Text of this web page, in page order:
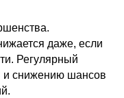
даже, если
Регулярный
и снижению шансов